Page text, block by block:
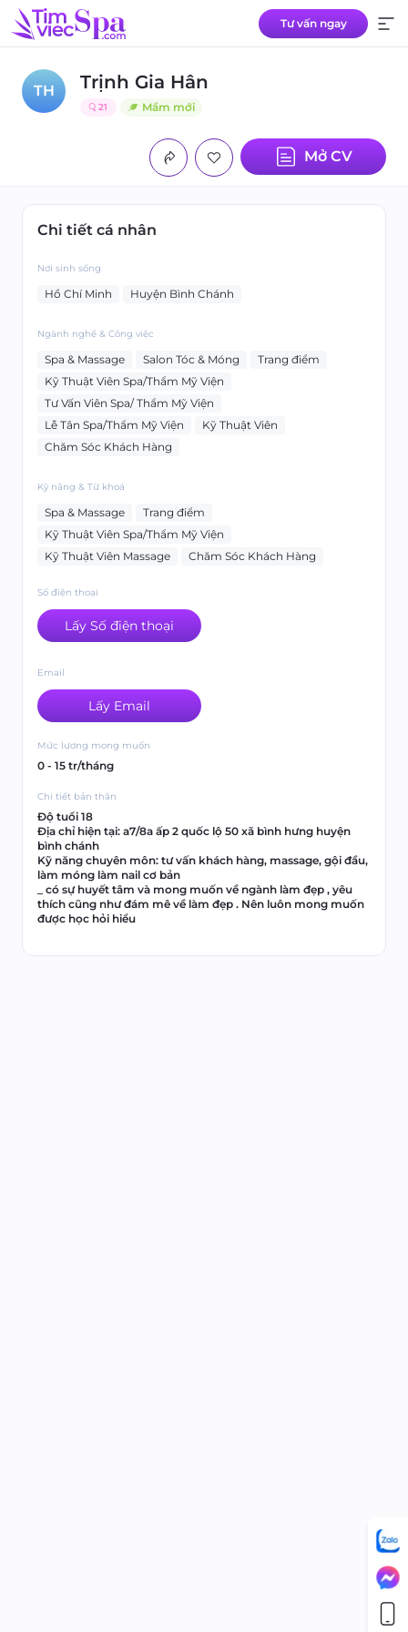
Tư vấn ngay
TH Trịnh Gia Hân
21 Mầm mới
Mở CV
Chi tiết cá nhân
Nơi sinh sống
Hồ Chí Minh Huyện Bình Chánh
Ngành nghề & Công việc
Spa & Massage Salon Tóc & Móng
Trang điểm
Kỹ Thuật Viên Spa/Thẩm Mỹ Viện
Tư Vấn Viên Spa/ Thẩm Mỹ Viện
Lễ Tân Spa/Thẩm Mỹ Viện
Kỹ Thuật Viên
Chăm Sóc Khách Hàng
Kỹ năng & Từ khoá
Spa & Massage
Trang điểm
Kỹ Thuật Viên Spa/Thẩm Mỹ Viện
Kỹ Thuật Viên Massage
Chăm Sóc Khách Hàng
Số điện thoại
Lấy Số điện thoại
Email
Lấy Email
Mức lương mong muốn
0 - 15 tr/tháng
Chi tiết bản thân
Độ tuổi 18
Địa chỉ hiện tại: a7/8a ấp 2 quốc lộ 50 xã bình hưng huyện
bình chánh
Kỹ năng chuyên môn: tư vấn khách hàng, massage, gội đầu,
làm móng làm nail cơ bản
_ có sự huyết tâm và mong muốn về ngành làm đẹp , yêu
thích cũng như đám mê về làm đẹp . Nên luôn mong muốn
được học hỏi hiểu